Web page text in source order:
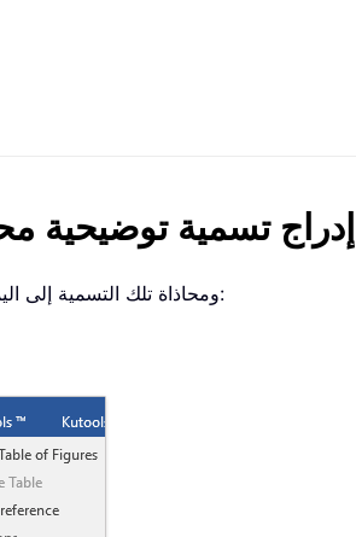
إدراج تسمية توضيحية
توضح هذه الطريقة كيفية إدراج تسمية توضيحية يدويًا بجانب معادلة في Word ومحاذاة تلك التسمية إلى اليمين. اتبع الخطوات التالية: